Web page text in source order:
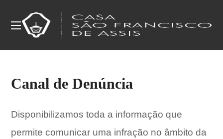
Canal de Denúncia
Disponibilizamos toda a informação que
permite comunicar uma infração no âmbito da